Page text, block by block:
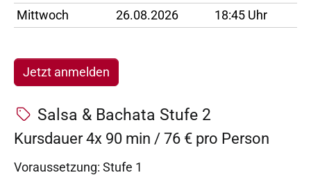
Mittwoch
26.08.2026 18:45 Uhr
Jetzt anmelden
Salsa & Bachata Stufe 2
Kursdauer 4x 90 min / 76 € pro Person
Voraussetzung: Stufe 1